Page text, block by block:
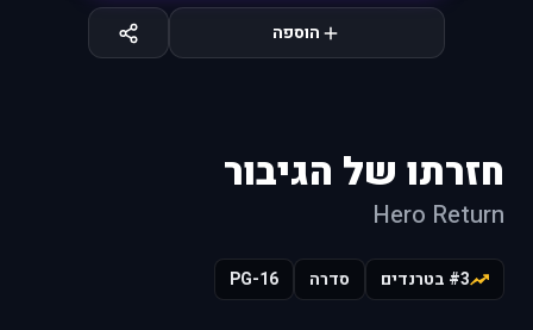
הוספה
חזרתו של הגיבור
Hero Return
#3 בטרנדים סדרה PG-16